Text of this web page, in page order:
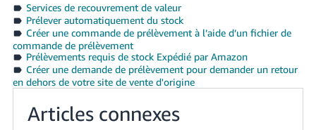
Services de recouvrement de valeur
Prélever automatiquement du stock
Créer une commande de prélèvement à l’aide d’un fichier de
commande de prélèvement
Prélèvements requis de stock Expédié par Amazon
Créer une demande de prélèvement pour demander un retour
en dehors de votre site de vente d'origine
Articles connexes